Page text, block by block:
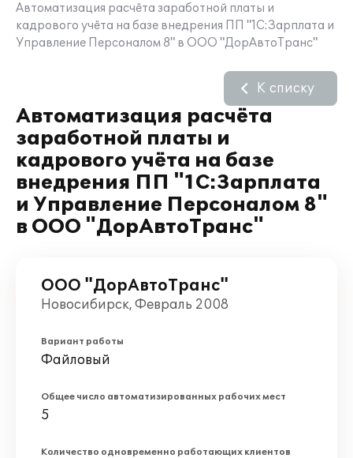
Автоматизация расчёта заработной платы и
кадрового учёта на базе внедрения ПП "1С:Зарплата и
Управление Персоналом 8" в ООО "ДорАвтоТранс"
Автоматизация расчёта
заработной платы и
кадрового учёта на базе
внедрения ПП "1С:Зарплата
и Управление Персоналом 8"
в ООО "ДорАвтоТранс"
К списку
ООО "ДорАвтоТранс"
Новосибирск, Февраль 2008
Вариант работы
Файловый
Общее число автоматизированных рабочих мест
5
Количество одновременно работающих клиентов